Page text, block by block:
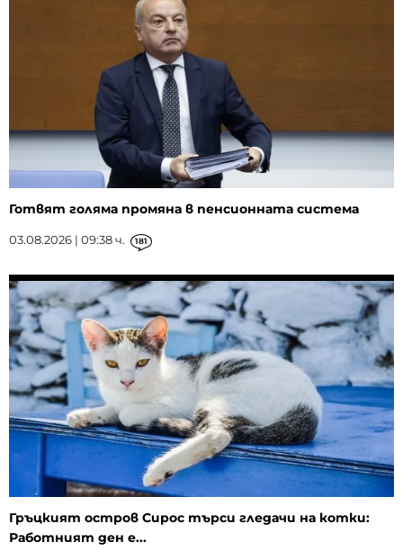
Готвят голяма промяна в пенсионната система
03.08.2026 | 09:38 ч. 181
Гръцкият остров Сирос търси гледачи на котки:
Работният ден е...